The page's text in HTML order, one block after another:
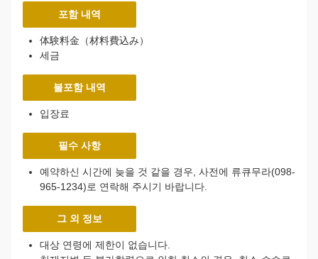
포함 내역
体験料金（材料費込み）
세금
불포함 내역
입장료
필수 사항
예약하신 시간에 늦을 것 같을 경우, 사전에 류큐무라(098-
965-1234)로 연락해 주시기 바랍니다.
그 외 정보
대상 연령에 제한이 없습니다.